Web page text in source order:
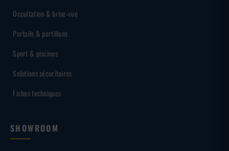
Occultation & brise-vue
Portails & portillons
Sport & piscines
Solutions sécuritaires
Fiches techniques
SHOWROOM